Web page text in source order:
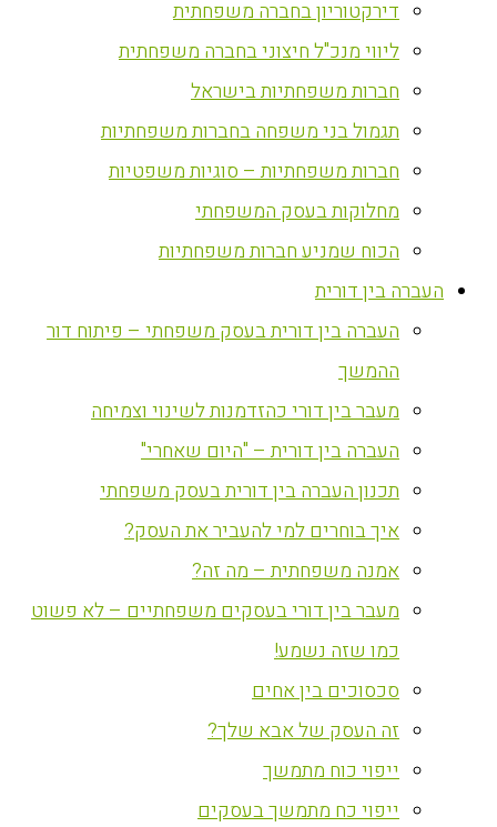
דירקטוריון בחברה משפחתית
ליווי מנכ"ל חיצוני בחברה משפחתית
חברות משפחתיות בישראל
תגמול בני משפחה בחברות משפחתיות
חברות משפחתיות – סוגיות משפטיות
מחלוקות בעסק המשפחתי
הכוח שמניע חברות משפחתיות
העברה בין דורית
העברה בין דורית בעסק משפחתי – פיתוח דור
ההמשך
מעבר בין דורי כהזדמנות לשינוי וצמיחה
העברה בין דורית – "היום שאחרי"
תכנון העברה בין דורית בעסק משפחתי
איך בוחרים למי להעביר את העסק?
אמנה משפחתית – מה זה?
מעבר בין דורי בעסקים משפחתיים – לא פשוט
כמו שזה נשמע!
סכסוכים בין אחים
זה העסק של אבא שלך?
ייפוי כוח מתמשך
ייפוי כח מתמשך בעסקים